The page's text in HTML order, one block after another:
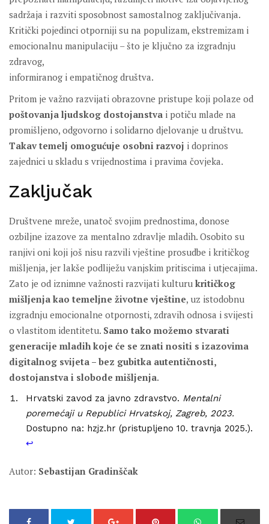
sadržaja i razviti sposobnost samostalnog zaključivanja.
Kritički pojedinci otporniji su na populizam, ekstremizam i
emocionalnu manipulaciju – što je ključno za izgradnju
zdravog,
informiranog i empatičnog društva.
Pritom je važno razvijati obrazovne pristupe koji polaze od
poštovanja ljudskog dostojanstva i potiču mlade na
promišljeno, odgovorno i solidarno djelovanje u društvu.
Takav temelj omogućuje osobni razvoj i doprinos
zajednici u skladu s vrijednostima i pravima čovjeka.
Zaključak
Društvene mreže, unatoč svojim prednostima, donose
ozbiljne izazove za mentalno zdravlje mladih. Osobito su
ranjivi oni koji još nisu razvili vještine prosudbe i kritičkog
mišljenja, jer lakše podliježu vanjskim pritiscima i utjecajima.
Zato je od iznimne važnosti razvijati kulturu kritičkog
mišljenja kao temeljne životne vještine, uz istodobnu
izgradnju emocionalne otpornosti, zdravih odnosa i svijesti
o vlastitom identitetu. Samo tako možemo stvarati
generacije mladih koje će se znati nositi s izazovima
digitalnog svijeta – bez gubitka autentičnosti,
dostojanstva i slobode mišljenja.
Hrvatski zavod za javno zdravstvo. Mentalni
poremećaji u Republici Hrvatskoj, Zagreb, 2023.
Dostupno na: hzjz.hr (pristupljeno 10. travnja 2025.).
↩︎
Autor: Sebastijan Gradinščak